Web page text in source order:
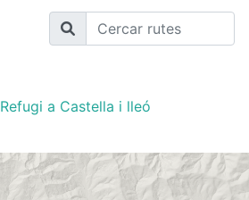
Refugi a Castella i lleó